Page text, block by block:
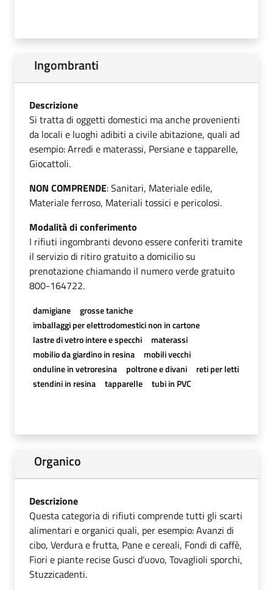
Ingombranti
Descrizione
Si tratta di oggetti domestici ma anche provenienti
da locali e luoghi adibiti a civile abitazione, quali ad
esempio: Arredi e materassi, Persiane e tapparelle,
Giocattoli.
NON COMPRENDE: Sanitari, Materiale edile,
Materiale ferroso, Materiali tossici e pericolosi.
Modalità di conferimento
I rifiuti ingombranti devono essere conferiti tramite
il servizio di ritiro gratuito a domicilio su
prenotazione chiamando il numero verde gratuito
800-164722.
damigiane
grosse taniche
imballaggi per elettrodomestici non in cartone
lastre di vetro intere e specchi
materassi
mobilio da giardino in resina
mobili vecchi
onduline in vetroresina
poltrone e divani
reti per letti
stendini in resina
tapparelle tubi in PVC
Organico
Descrizione
Questa categoria di rifiuti comprende tutti gli scarti
alimentari e organici quali, per esempio: Avanzi di
cibo, Verdura e frutta, Pane e cereali, Fondi di caffè,
Fiori e piante recise Gusci d’uovo, Tovaglioli sporchi,
Stuzzicadenti.